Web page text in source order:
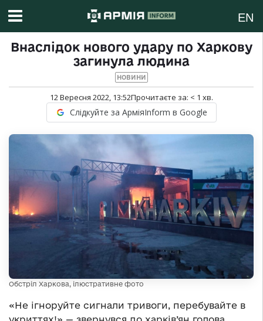
EN
Внаслідок нового удару по Харкову
загинула людина
НОВИНИ
12 Вересня 2022, 13:52Прочитаєте за: < 1 хв.
Слідкуйте за АрміяInform в Google
Обстріл Харкова, ілюстративне фото
«Не ігноруйте сигнали тривоги, перебувайте в